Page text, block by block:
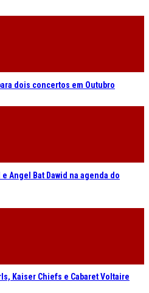
dois concertos em Outubro
Angel Bat Dawid na agenda do
Kaiser Chiefs e Cabaret Voltaire